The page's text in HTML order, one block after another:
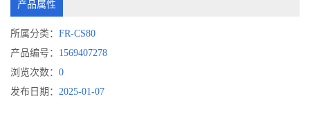
产品属性
所属分类： FR-CS80
产品编号： 1569407278
浏览次数： 0
发布日期： 2025-01-07